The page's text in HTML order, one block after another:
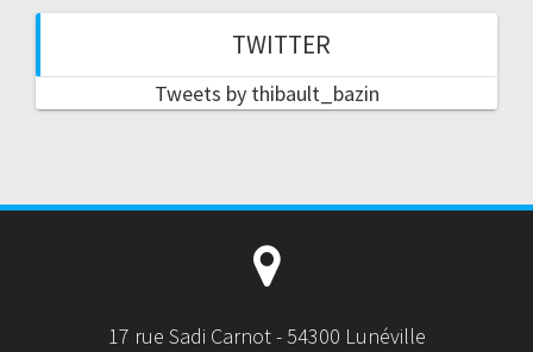
TWITTER
Tweets by thibault_bazin
17 rue Sadi Carnot - 54300 Lunéville